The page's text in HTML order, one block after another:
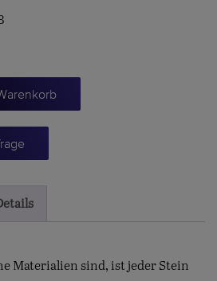
Materialien sind, ist jeder Stein